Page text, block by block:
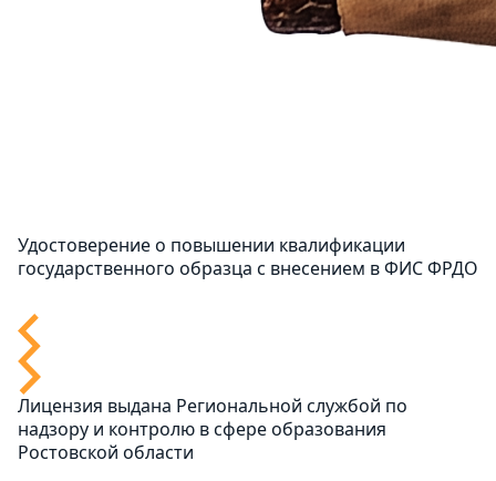
Удостоверение о повышении квалификации
государственного образца с внесением в ФИС ФРДО
Лицензия выдана Региональной службой по
надзору и контролю в сфере образования
Ростовской области